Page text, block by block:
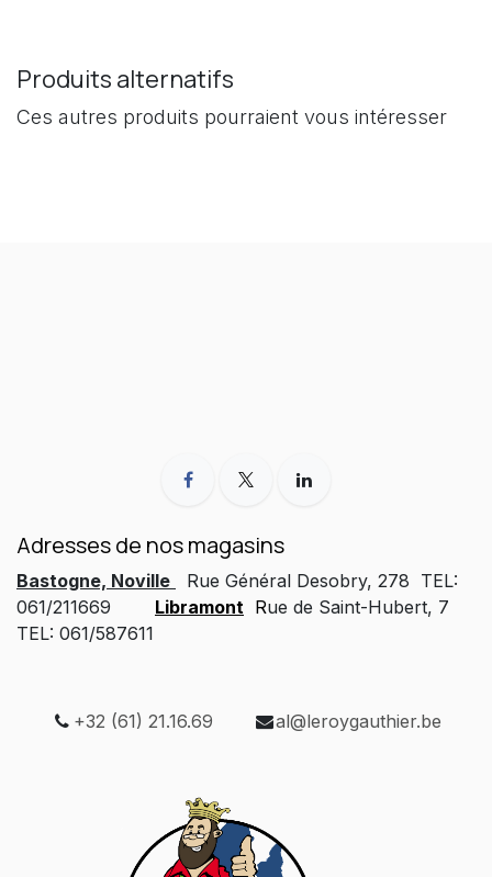
Produits alternatifs
Ces autres produits pourraient vous intéresser
Adresses de nos magasins
Bastogne, Noville
Rue Général Desobry, 278 TEL:
061/211669
Libramont Rue de Saint-Hubert, 7
TEL: 061/587611
+32 (61) 21.16.69 al@leroygauthier.be